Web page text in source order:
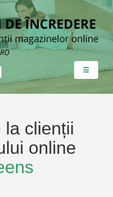
☰
la clienții
online